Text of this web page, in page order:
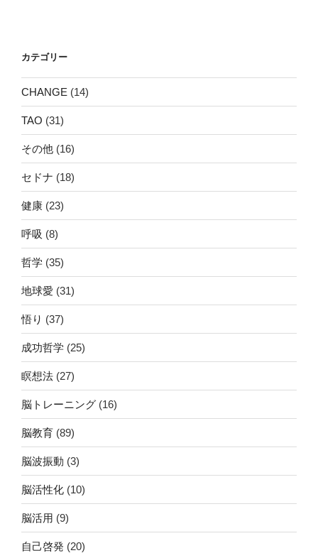
ン
カテゴリー
CHANGE (14)
TAO (31)
その他 (16)
セドナ (18)
健康 (23)
呼吸 (8)
哲学 (35)
地球愛 (31)
悟り (37)
成功哲学 (25)
瞑想法 (27)
脳トレーニング (16)
脳教育 (89)
脳波振動 (3)
脳活性化 (10)
脳活用 (9)
自己啓発 (20)